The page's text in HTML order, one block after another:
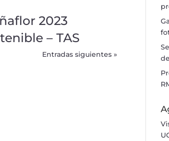
2023
– TAS
Entradas siguientes »